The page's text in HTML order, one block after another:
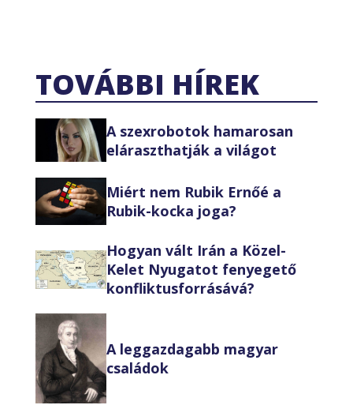
TOVÁBBI HÍREK
A szexrobotok hamarosan
eláraszthatják a világot
Miért nem Rubik Ernőé a
Rubik-kocka joga?
Hogyan vált Irán a Közel-
Kelet Nyugatot fenyegető
konfliktusforrásává?
A leggazdagabb magyar
családok